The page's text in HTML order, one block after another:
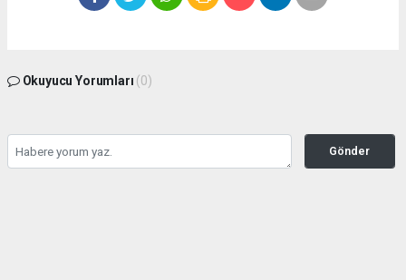
Okuyucu Yorumları (0)
Gönder